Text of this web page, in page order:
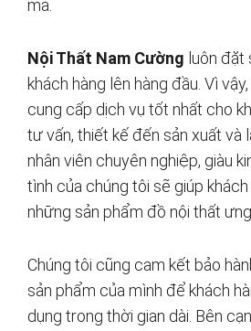
mã.
Nội Thất Nam Cường luôn đặt
khách hàng lên hàng đầu. Vì
cung cấp dịch vụ tốt nhất cho
tư vấn, thiết kế đến sản xuất và
nhân viên chuyên nghiệp, giàu
tình của chúng tôi sẽ giúp
những sản phẩm đồ nội thất
Chúng tôi cũng cam kết bảo
sản phẩm của mình để khách
dụng trong thời gian dài. Bên